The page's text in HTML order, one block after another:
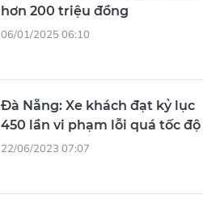
hơn 200 triệu đồng
06/01/2025 06:10
Đà Nẵng: Xe khách đạt kỷ lục
450 lần vi phạm lỗi quá tốc độ
22/06/2023 07:07